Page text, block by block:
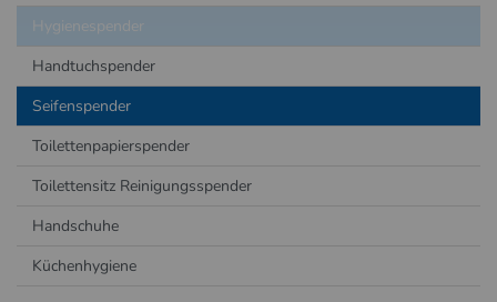
Hygienespender
Handtuchspender
Seifenspender
Toilettenpapierspender
Toilettensitz Reinigungsspender
Handschuhe
Küchenhygiene